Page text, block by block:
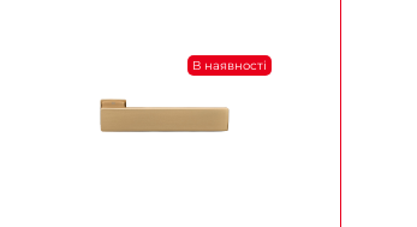
В наявності